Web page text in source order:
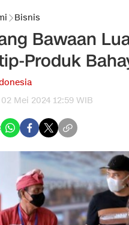
Bisnis
Bawaan
Produk
Mei 2024 12:59 WIB